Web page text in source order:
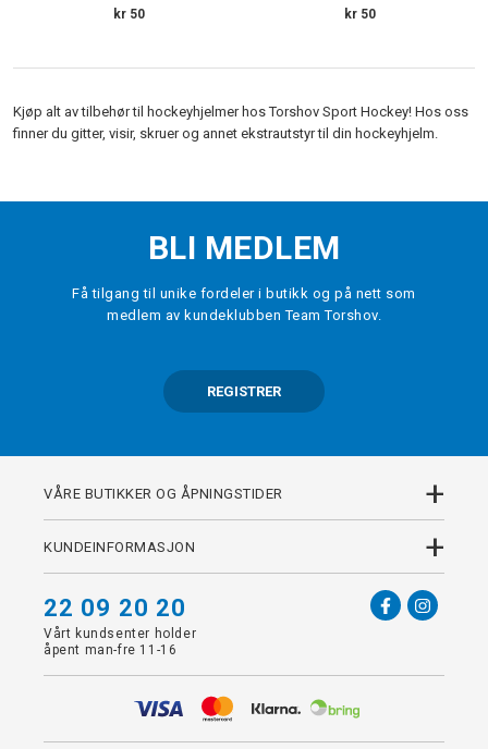
kr 50
kr 50
Kjøp alt av tilbehør til hockeyhjelmer hos Torshov Sport Hockey! Hos oss
finner du gitter, visir, skruer og annet ekstrautstyr til din hockeyhjelm.
BLI MEDLEM
Få tilgang til unike fordeler i butikk og på nett som
medlem av kundeklubben Team Torshov.
REGISTRER
VÅRE BUTIKKER OG ÅPNINGSTIDER +
KUNDEINFORMASJON +
22 09 20 20
Vårt kundsenter holder
åpent man-fre 11-16